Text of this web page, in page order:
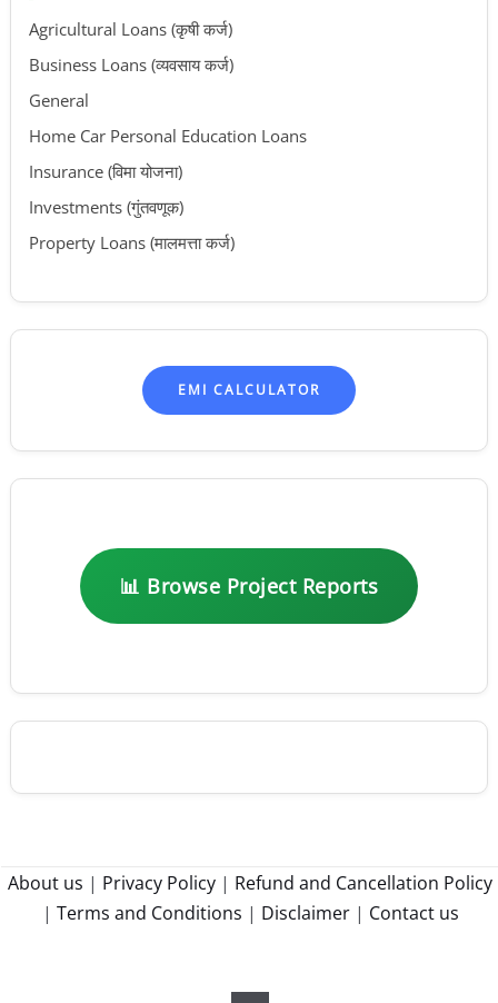
Agricultural Loans (कृषी कर्ज)
Business Loans (व्यवसाय कर्ज)
General
Home Car Personal Education Loans
Insurance (विमा योजना)
Investments (गुंतवणूक)
Property Loans (मालमत्ता कर्ज)
EMI CALCULATOR
📊 Browse Project Reports
About us | Privacy Policy | Refund and Cancellation Policy
| Terms and Conditions | Disclaimer| Contact us